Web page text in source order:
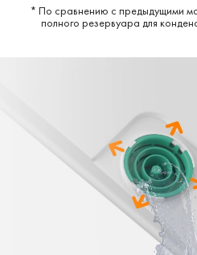
* По сравнению с предыдущими
полного резервуара для